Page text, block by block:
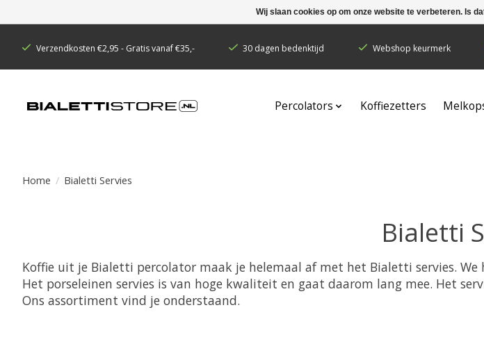
Verzendkosten €2,95 - Gratis vanaf €35,- 30 dagen bedenktijd Webshop keurmerk
Percolators Koffiezetters
Home / Bialetti Servies
Bialetti
Koffie uit je Bialetti percolator maak je helemaal af met het Bialetti servies.
Het porseleinen servies is van hoge kwaliteit en gaat daarom lang mee. Het
Ons assortiment vind je onderstaand.
Wij slaan cookies op om onze website te verbeteren. Is